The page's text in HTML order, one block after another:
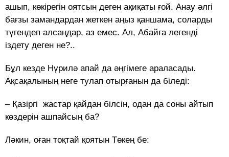
ашып, көкірегін оятсын деген ақиқаты ғой. Анау әлгі
бағзы замандардан жеткен аңыз қаншама, соларды
түгендеп алсаңдар, аз емес. Ал, Абайға легенді
іздету деген не?..
Бұл кезде Нүрилә апай да әңгімеге араласады.
Ақсақалының неге тулап отырғанын да біледі:
– Қазіргі жастар қайдан білсін, одан да соны айтып
көздерін ашпайсың ба?
Ләкин, оған тоқтай қоятын Төкең бе: